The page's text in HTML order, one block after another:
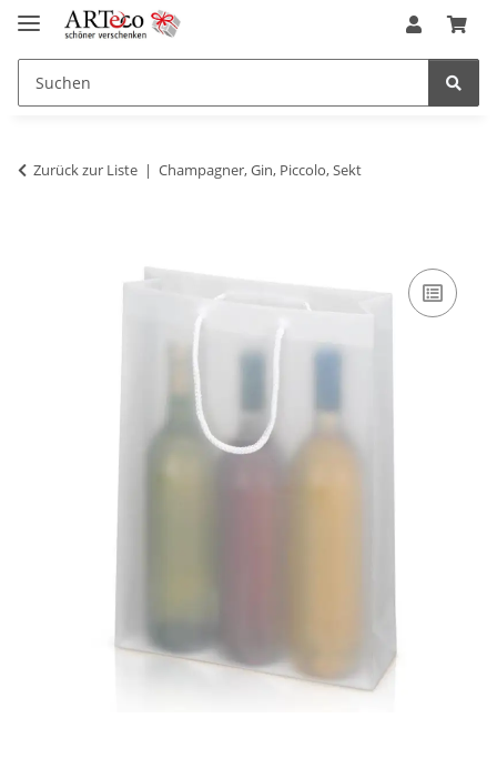
Zurück zur Liste Champagner, Gin, Piccolo, Sekt